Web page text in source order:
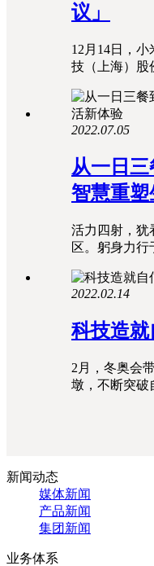
议」
12月14日，
技（上海）股
2022.07.05
从一日
智慧重
活力四射，犹
区。躬身力行
2022.02.14
科技造
2月，冬奥会
墩，不断突破
新闻动态
媒体新闻
产品新闻
集团新闻
业务体系